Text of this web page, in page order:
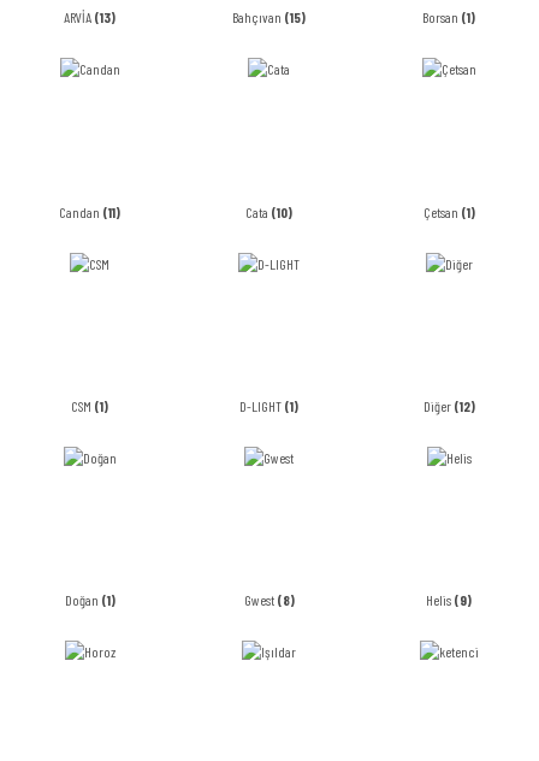
ARVİA (13) Bahçıvan (15) Borsan (1)
Candan (11) Cata (10) Çetsan (1)
CSM (1) D-LIGHT (1) Diğer (12)
Doğan (1) Gwest (8) Helis (9)